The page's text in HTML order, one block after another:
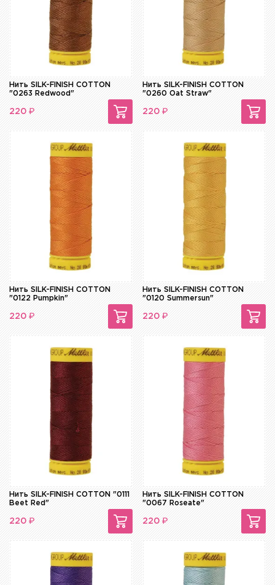
Нить SILK-FINISH COTTON
"0263 Redwood"
220 ₽
Нить SILK-FINISH COTTON
"0260 Oat Straw"
220 ₽
Нить SILK-FINISH COTTON
"0122 Pumpkin"
220 ₽
Нить SILK-FINISH COTTON
"0120 Summersun"
220 ₽
Нить SILK-FINISH COTTON "0111
Beet Red"
220 ₽
Нить SILK-FINISH COTTON
"0067 Roseate"
220 ₽